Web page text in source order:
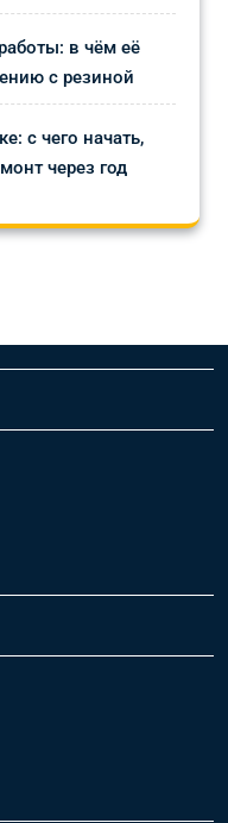
в чём её
с резиной
с чего начать,
через год